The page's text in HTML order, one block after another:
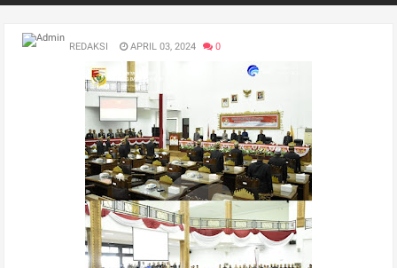
REDAKSI APRIL 03, 2024 0